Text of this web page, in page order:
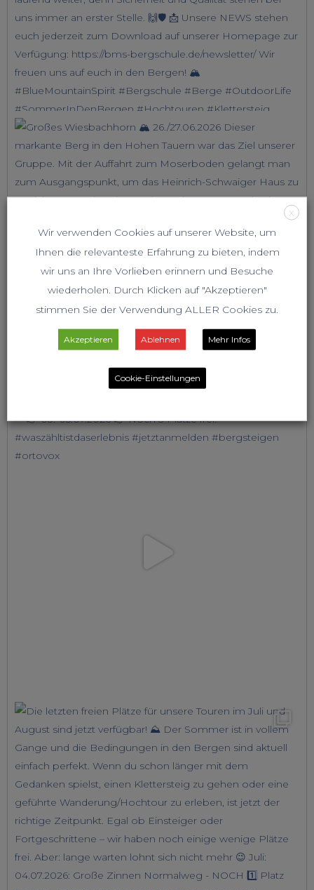
X
Wir verwenden Cookies auf unserer Website, um
Ihnen die relevanteste Erfahrung zu bieten, indem
wir uns an Ihre Vorlieben erinnern und Besuche
wiederholen. Durch Klicken auf "Akzeptieren"
stimmen Sie der Verwendung ALLER Cookies zu.
Akzeptieren Ablehnen Mehr Infos
Cookie-Einstellungen